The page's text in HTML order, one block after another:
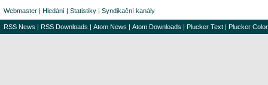
Webmaster | Hledání | Statistiky | Syndikační kanály
RSS News | RSS Downloads | Atom News | Atom Downloads | Plucker Text | Plucker Color